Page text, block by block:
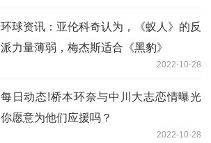
环球资讯：亚伦科奇认为，《蚁人》的反
派力量薄弱，梅杰斯适合《黑豹》
2022-10-28
每日动态!桥本环奈与中川大志恋情曝光
你愿意为他们应援吗？
2022-10-28